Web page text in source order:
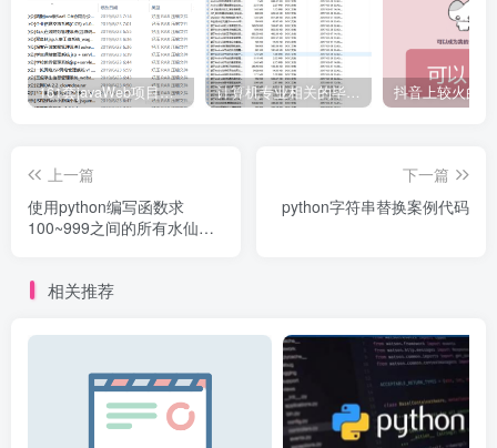
161套javaWeb项目源码免费分享 计算机专业相关的毕业设计论文合集免费下载
上一篇
使用python编写函数求
100~999之间的所有水仙花
下一篇
python字符串替换案例代码
相关推荐